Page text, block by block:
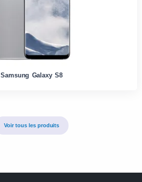
Samsung Galaxy S8
Voir tous les produits